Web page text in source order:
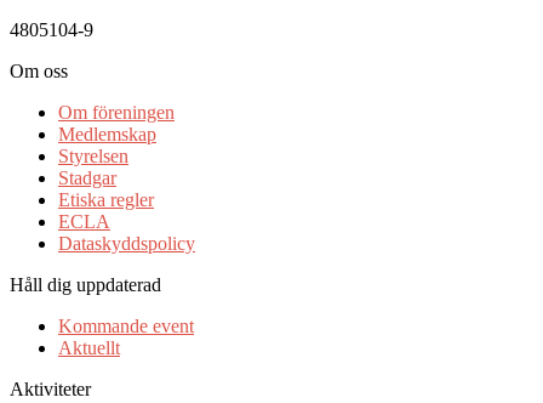
4805104-9
Om oss
Om föreningen
Medlemskap
Styrelsen
Stadgar
Etiska regler
ECLA
Dataskyddspolicy
Håll dig uppdaterad
Kommande event
Aktuellt
Aktiviteter